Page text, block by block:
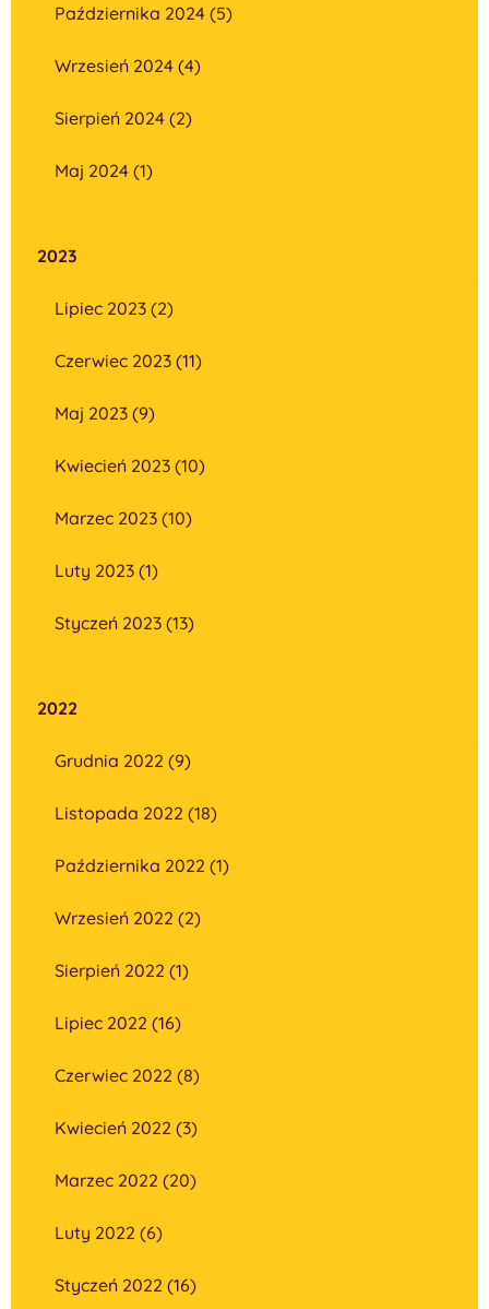
Października 2024 (5)
Wrzesień 2024 (4)
Sierpień 2024 (2)
Maj 2024 (1)
2023
Lipiec 2023 (2)
Czerwiec 2023 (11)
Maj 2023 (9)
Kwiecień 2023 (10)
Marzec 2023 (10)
Luty 2023 (1)
Styczeń 2023 (13)
2022
Grudnia 2022 (9)
Listopada 2022 (18)
Października 2022 (1)
Wrzesień 2022 (2)
Sierpień 2022 (1)
Lipiec 2022 (16)
Czerwiec 2022 (8)
Kwiecień 2022 (3)
Marzec 2022 (20)
Luty 2022 (6)
Styczeń 2022 (16)